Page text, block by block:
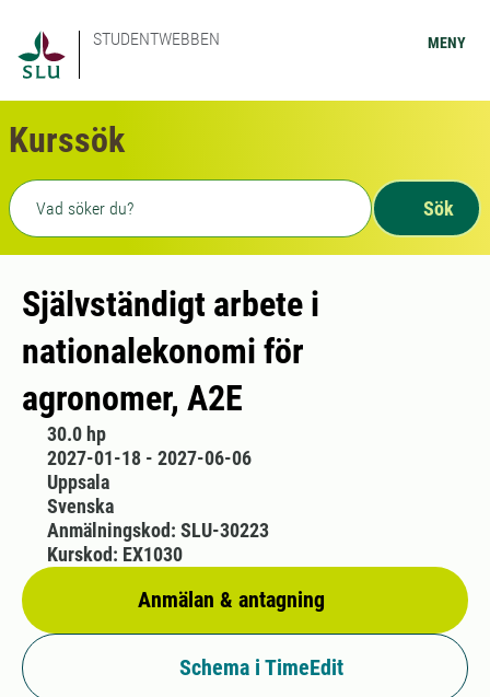
STUDENTWEBBEN MENY
Kurssök
Fritext sökning
Sök
Självständigt arbete i
nationalekonomi för
agronomer, A2E
30.0 hp
2027-01-18 - 2027-06-06
Uppsala
Svenska
Anmälan & antagning
Anmälningskod: SLU-30223
Kurskod: EX1030
Schema i TimeEdit